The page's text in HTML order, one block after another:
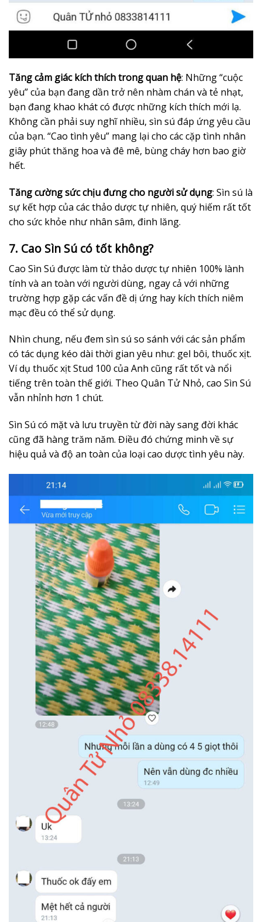
Tăng cảm giác kích thích trong quan hệ: Những “cuộc
yêu” của bạn đang dần trở nên nhàm chán và tẻ nhạt,
bạn đang khao khát có được những kích thích mới lạ.
Không cần phải suy nghĩ nhiều, sìn sú đáp ứng yêu cầu
của bạn. “Cao tình yêu” mang lại cho các cặp tình nhân
giây phút thăng hoa và đê mê, bùng cháy hơn bao giờ
hết.
Tăng cường sức chịu đưng cho người sử dụng: Sìn sú là
sự kết hợp của các thảo dược tự nhiên, quý hiếm rất tốt
cho sức khỏe như nhân sâm, đinh lăng.
7. Cao Sìn Sú có tốt không?
Cao Sìn Sú được làm từ thảo dược tự nhiên 100% lành
tính và an toàn với người dùng, ngay cả với những
trường hợp gặp các vấn đề dị ứng hay kích thích niêm
mạc đều có thể sử dụng.
Nhìn chung, nếu đem sìn sú so sánh với các sản phẩm
có tác dụng kéo dài thời gian yêu như: gel bôi, thuốc xịt.
Ví dụ thuốc xịt Stud 100 của Anh cũng rất tốt và nổi
tiếng trên toàn thế giới. Theo Quân Tử Nhỏ, cao Sìn Sú
vẫn nhỉnh hơn 1 chút.
Sìn Sú có mặt và lưu truyền từ đời này sang đời khác
cũng đã hàng trăm năm. Điều đó chứng minh về sự
hiệu quả và độ an toàn của loại cao dược tình yêu này.